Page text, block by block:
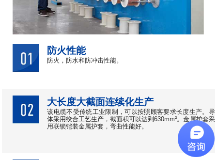
防火性能
防火，防水和防冲击性能。
大长度大截面连续化生产
该电缆不受传统工业限制，可以按照顾客要求长度生产。导
体采用绞合工艺生产，截面积可以达到630mm²。金属护套采
用联锁铠装金属护套，弯曲性能好。